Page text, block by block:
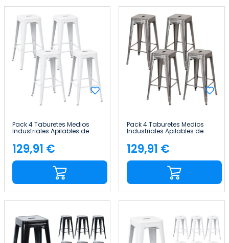
Pack 4 Taburetes Medios
Industriales Apilables de
Acero 43x43x76cm Thinia
Home
Precio
129,91 €
Pack 4 Taburetes Medios
Industriales Apilables de
Acero 43x43x76cm Thinia
Home
Precio
129,91 €